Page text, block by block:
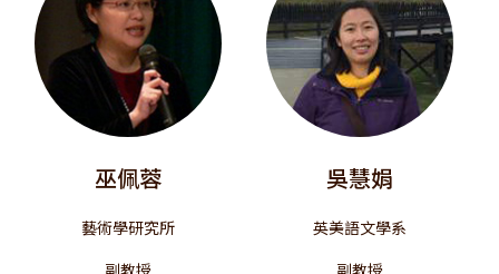
巫佩蓉
藝術學研究所
吳慧娟
英美語文學系